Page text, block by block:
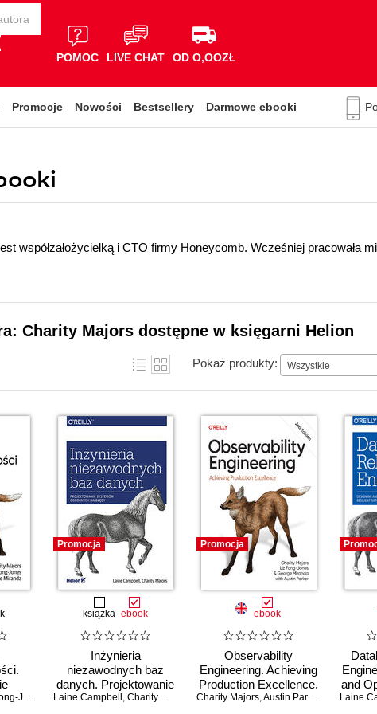
POMOC LIVE CHAT OD O,OOZŁ
Promocje Nowości Bestsellery Darmowe ebooki
współzałożycielką i CTO firmy Honeycomb. Wcześniej pracowała
Charity Majors dostępne w księgarni Helion
Pokaż produkty: Wszystkie
Jones George Miranda
Promocja
książka ebook
Inżynieria
niezawodnych baz
danych. Projektowanie
systemów odpornych
Laine Campbell , Charity Majors
Promocja
ebook
Observability
Engineering. Achieving
Production Excellence.
2nd Edition
Charity Majors,Austin Parker Liz Fong-
and
Laine